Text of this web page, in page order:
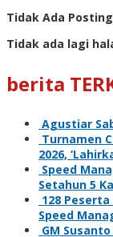
Tidak Ada
Tidak ada lagi
berita
Agustiar
Turnamen
2026,
Speed
Setahun 5
128
Speed
GM